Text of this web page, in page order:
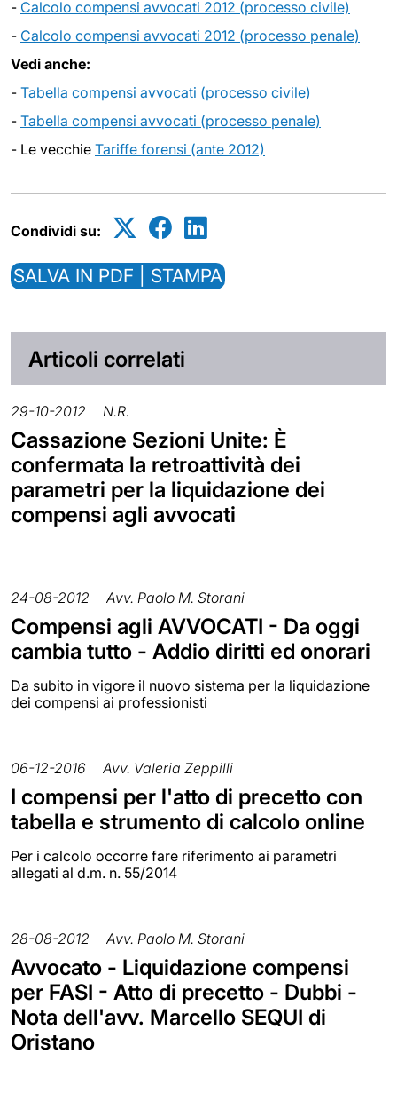
- Calcolo compensi avvocati 2012 (processo civile)
- Calcolo compensi avvocati 2012 (processo penale)
Vedi anche:
- Tabella compensi avvocati (processo civile)
- Tabella compensi avvocati (processo penale)
- Le vecchie Tariffe forensi (ante 2012)
Condividi su:
SALVA IN PDF | STAMPA
Articoli correlati
29-10-2012 N.R.
Cassazione Sezioni Unite: È
confermata la retroattività dei
parametri per la liquidazione dei
compensi agli avvocati
24-08-2012 Avv. Paolo M. Storani
Compensi agli AVVOCATI - Da oggi
cambia tutto - Addio diritti ed onorari
Da subito in vigore il nuovo sistema per la liquidazione
dei compensi ai professionisti
06-12-2016 Avv. Valeria Zeppilli
I compensi per l'atto di precetto con
tabella e strumento di calcolo online
Per i calcolo occorre fare riferimento ai parametri
allegati al d.m. n. 55/2014
28-08-2012 Avv. Paolo M. Storani
Avvocato - Liquidazione compensi
per FASI - Atto di precetto - Dubbi -
Nota dell'avv. Marcello SEQUI di
Oristano